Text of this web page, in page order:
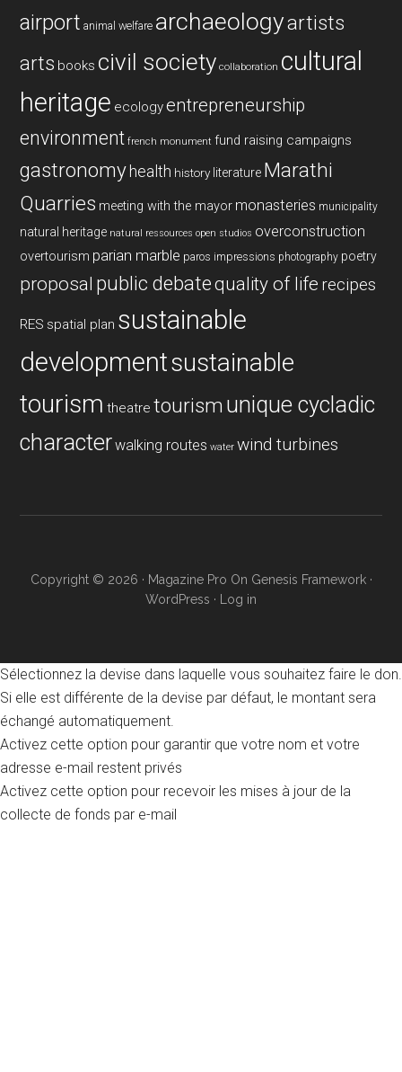
airport animal welfare archaeologyartists
arts books civil society collaboration cultural
heritage ecologyentrepreneurship
environment french monument fund raising campaigns
gastronomy health history literature Marathi
Quarries meeting with the mayor monasteries municipality
natural heritage natural ressources open studios overconstruction
overtourism parian marble paros impressions photography poetry
proposal public debatequality of life recipes
RES spatial plan sustainable
developmentsustainable
tourism theatre tourism unique cycladic
characterwalking routes water wind turbines
Copyright © 2026 · Magazine Pro On Genesis Framework·
WordPress · Log in
Sélectionnez la devise dans laquelle vous souhaitez faire le don.
Si elle est différente de la devise par défaut, le montant sera
échangé automatiquement.
Activez cette option pour garantir que votre nom et votre
adresse e-mail restent privés
Activez cette option pour recevoir les mises à jour de la
collecte de fonds par e-mail